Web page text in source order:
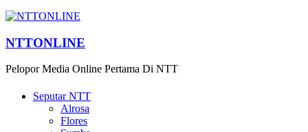
NTTONLINE
Pelopor Media Online Pertama Di NTT
Seputar NTT
Alrosa
Flores